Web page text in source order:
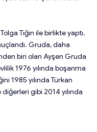
Tiğin ile birlikte yaptı.
Gruda, daha
biri olan Ayşen Gruda
1976 yılında boşanma
1985 yılında Türkan
gibi 2014 yılında